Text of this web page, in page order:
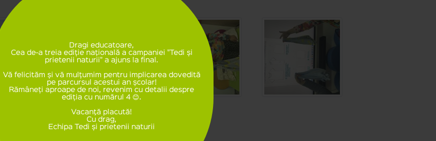
Dragi educatoare,
Cea de-a treia ediție naţională a campaniei "Tedi și
prietenii naturii" a ajuns la final.
Vă felicităm și vă mulțumim pentru implicarea dovedită
pe parcursul acestui an școlar!
Rămâneți aproape de noi, revenim cu detalii despre
ediția cu numărul 4 😊.
Vacanţă placută!
Cu drag,
Echipa Tedi și prietenii naturii